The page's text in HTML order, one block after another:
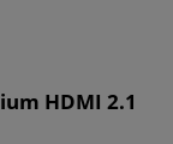
HDMI 2.1